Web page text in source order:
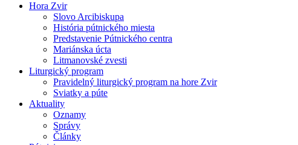
Hora Zvir
Slovo Arcibiskupa
História pútnického miesta
Predstavenie Pútnického centra
Mariánska úcta
Litmanovské zvesti
Liturgický program
Pravidelný liturgický program na hore Zvir
Sviatky a púte
Aktuality
Oznamy
Správy
Články